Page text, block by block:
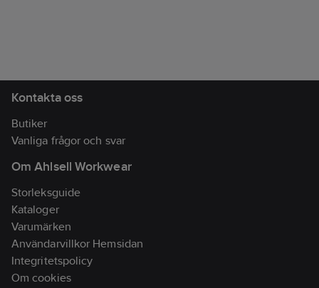
Kontakta oss
Butiker
Vanliga frågor och svar
Om Ahlsell Workwear
Storleksguide
Kataloger
Varumärken
Användarvillkor Hemsidan
Integritetspolicy
Om cookies